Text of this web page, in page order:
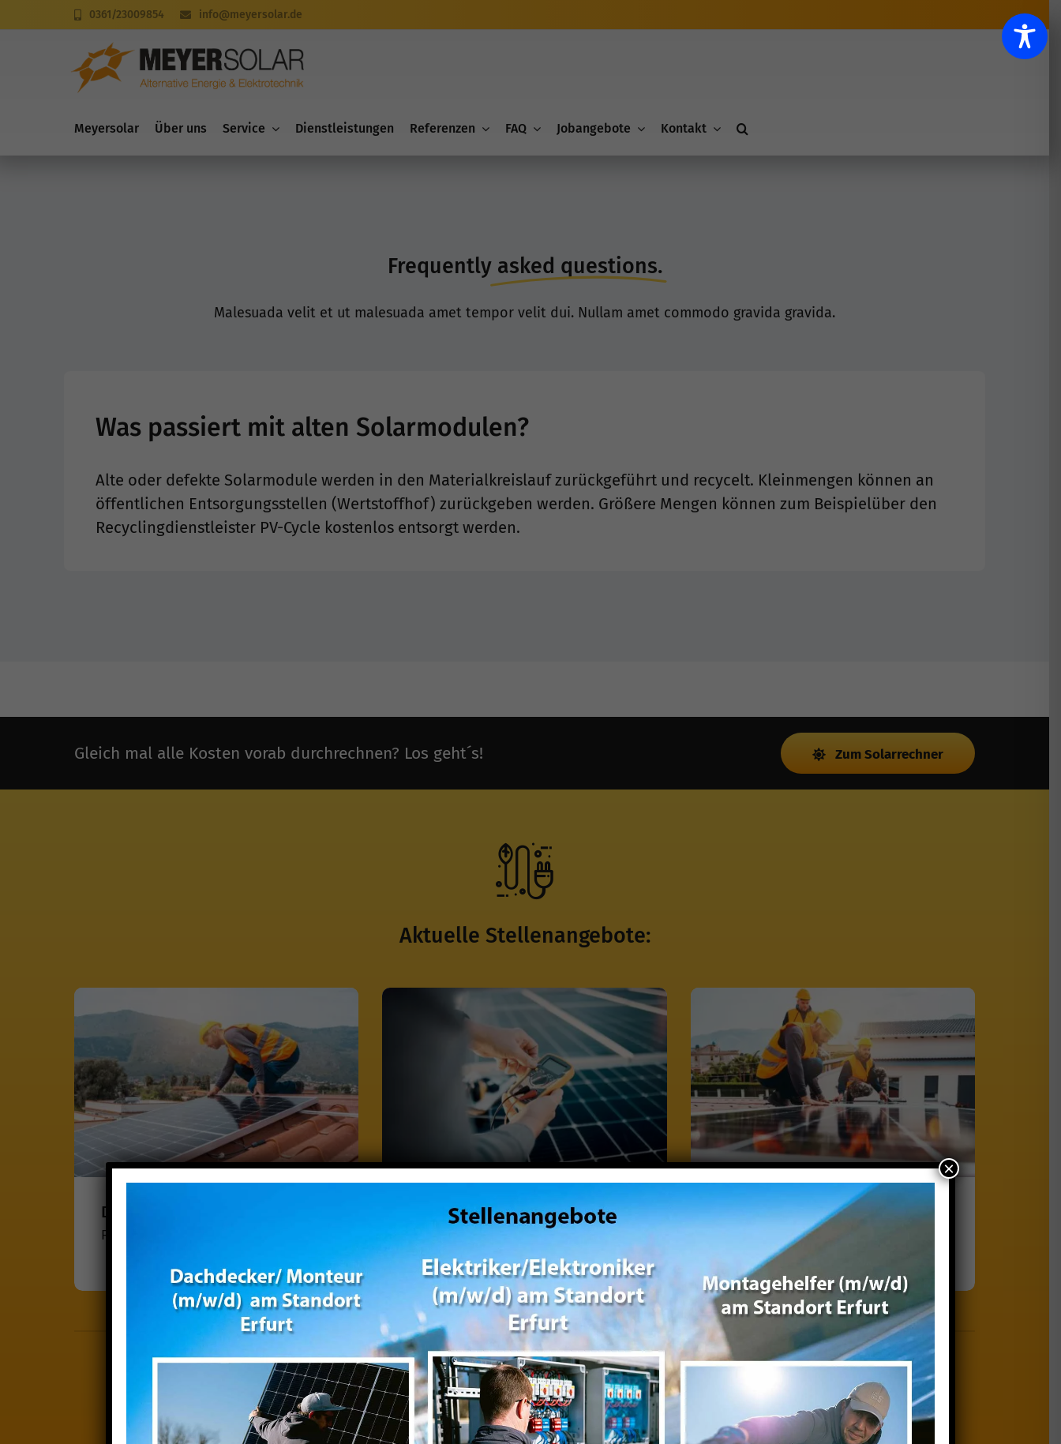
Inhalt
0361/23009854 info@meyersolar.de
Meyersolar Über uns Service Dienstleistungen Referenzen FAQ Jobangebote Kontakt
Frequently asked questions.
Malesuada velit et ut malesuada amet tempor velit dui. Nullam amet commodo gravida gravida.
Was passiert mit alten Solarmodulen?
Alte oder defekte Solarmodule werden in den Materialkreislauf zurückgeführt und recycelt. Kleinmengen können an
öffentlichen Entsorgungsstellen (Wertstoffhof) zurückgeben werden. Größere Mengen können zum Beispielüber den
Recyclingdienstleister PV-Cycle kostenlos entsorgt werden.
Gleich mal alle Kosten vorab durchrechnen? Los geht´s! Zum Solarrechner
Aktuelle Stellenangebote:
Dachdecker/in (m/w/d)
Festanstellung, Vollzeit · Erfurt
Elektriker/in, Elektroniker/in
(m/w/d)
Festanstellung, Vollzeit · Erfurt
Montagehelfer/in (m/w/d)
Festanstellung, Vollzeit · Erfurt
Senden Sie uns jetzt Ihre Blitzbewerbung im folgenden Formular oder per E-Mail an: info@meyersolar.de.
Wir melden uns umgehend bei Ihnen und vereinbaren ein persönliches Vorstellungsgespräch mit Ihnen.
×